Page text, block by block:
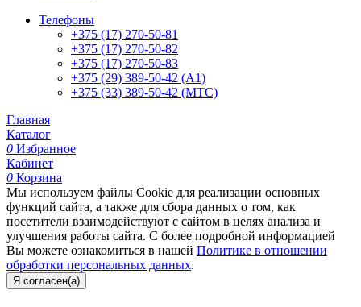
Телефоны
+375 (17) 270-50-81
+375 (17) 270-50-82
+375 (17) 270-50-83
+375 (29) 389-50-42 (А1)
+375 (33) 389-50-42 (МТС)
Главная
Каталог
0 Избранное
Кабинет
0 Корзина
Мы используем файлы Cookie для реализации основных
функций сайта, а также для сбора данных о том, как
посетители взаимодействуют с сайтом в целях анализа и
улучшения работы сайта. С более подробной информацией
Вы можете ознакомиться в нашей Политике в отношении
обработки персональных данных.
Я согласен(а)